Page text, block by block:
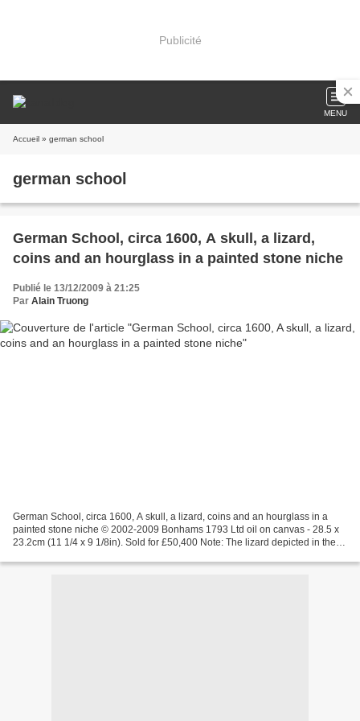
Publicité
MENU
Accueil » german school
german school
German School, circa 1600, A skull, a lizard,
coins and an hourglass in a painted stone niche
Publié le 13/12/2009 à 21:25
Par Alain Truong
German School, circa 1600, A skull, a lizard, coins and an hourglass in a
painted stone niche © 2002-2009 Bonhams 1793 Ltd oil on canvas - 28.5 x
23.2cm (11 1/4 x 9 1/8in). Sold for £50,400 Note: The lizard depicted in the